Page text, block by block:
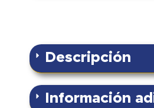
Descripción
Información